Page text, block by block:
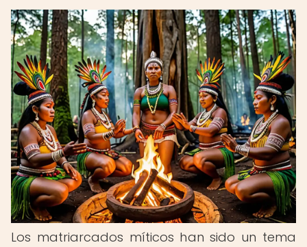
Los matriarcados míticos han sido un tema